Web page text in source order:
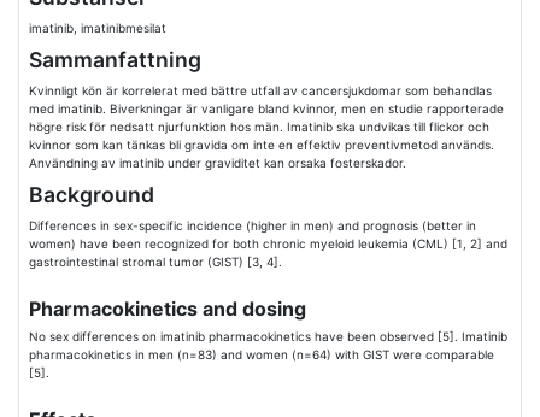
imatinib, imatinibmesilat
Sammanfattning
Kvinnligt kön är korrelerat med bättre utfall av cancersjukdomar som behandlas
med imatinib. Biverkningar är vanligare bland kvinnor, men en studie rapporterade
högre risk för nedsatt njurfunktion hos män. Imatinib ska undvikas till flickor och
kvinnor som kan tänkas bli gravida om inte en effektiv preventivmetod används.
Användning av imatinib under graviditet kan orsaka fosterskador.
Background
Differences in sex-specific incidence (higher in men) and prognosis (better in
women) have been recognized for both chronic myeloid leukemia (CML) [1, 2] and
gastrointestinal stromal tumor (GIST) [3, 4].
Pharmacokinetics and dosing
No sex differences on imatinib pharmacokinetics have been observed [5]. Imatinib
pharmacokinetics in men (n=83) and women (n=64) with GIST were comparable
[5].